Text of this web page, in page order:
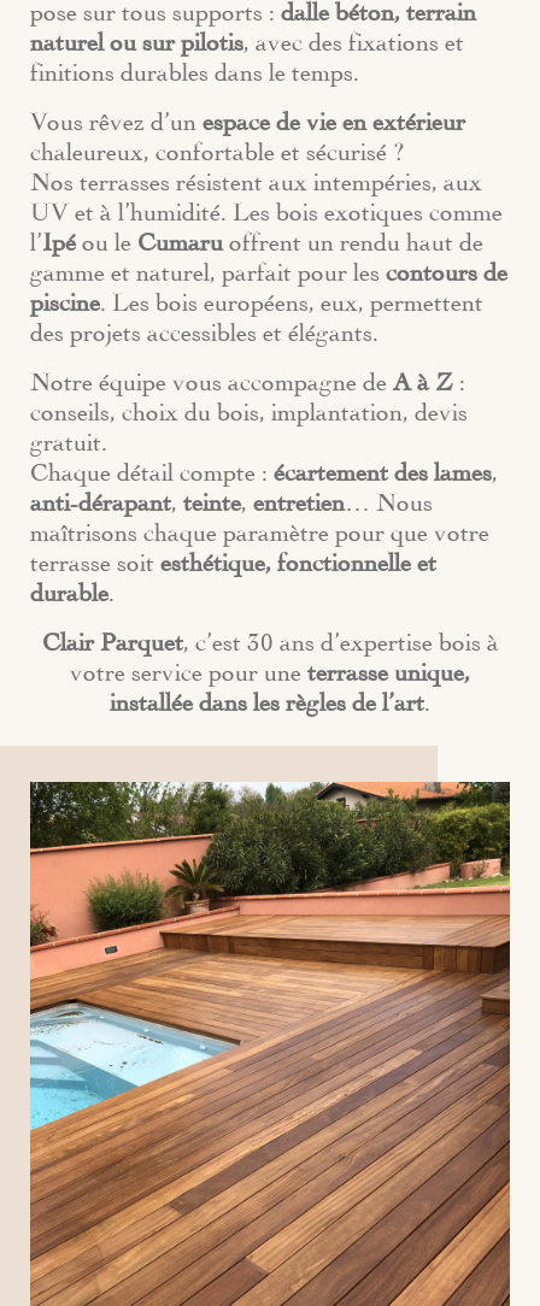
pose sur tous supports : dalle béton, terrain
naturel ou sur pilotis , avec des fixations et
finitions durables dans le temps.
Vous rêvez d’un espace de vie en extérieur
chaleureux, confortable et sécurisé ?
Nos terrasses résistent aux intempéries, aux
UV et à l’humidité. Les bois exotiques comme
l’ Ipé ou le Cumaru offrent un rendu haut de
gamme et naturel, parfait pour les contours de
piscine . Les bois européens, eux, permettent
des projets accessibles et élégants.
Notre équipe vous accompagne de A à Z
conseils, choix du bois, implantation, devis
gratuit.
Chaque détail compte : écartement des lames
anti-dérapant teinte entretien … Nous
maîtrisons chaque paramètre pour que votre
terrasse soit esthétique, fonctionnelle et
durable
Clair Parquet, c’est 30 ans d’expertise bois à
votre service pour une terrasse unique,
installée dans les règles de l’art